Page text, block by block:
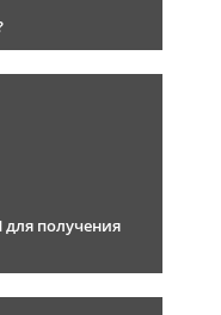
для получения